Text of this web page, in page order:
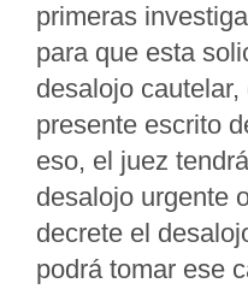
primeras
para que esta
desalojo
presente escrito
eso, el juez
desalojo urgente
decrete el
podrá tomar ese